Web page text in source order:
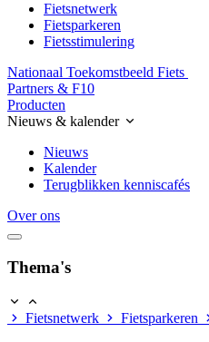
Fietsnetwerk
Fietsparkeren
Fietsstimulering
Nationaal Toekomstbeeld Fiets
Partners & F10
Producten
Nieuws & kalender
Nieuws
Kalender
Terugblikken kenniscafés
Over ons
Thema's
Fietsnetwerk Fietsparkeren